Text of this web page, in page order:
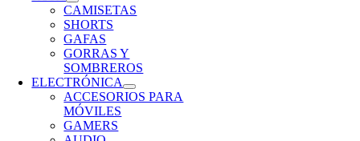
CAMISETAS
SHORTS
GAFAS
GORRAS Y
SOMBREROS
ELECTRÓNICA
ACCESORIOS PARA
MÓVILES
GAMERS